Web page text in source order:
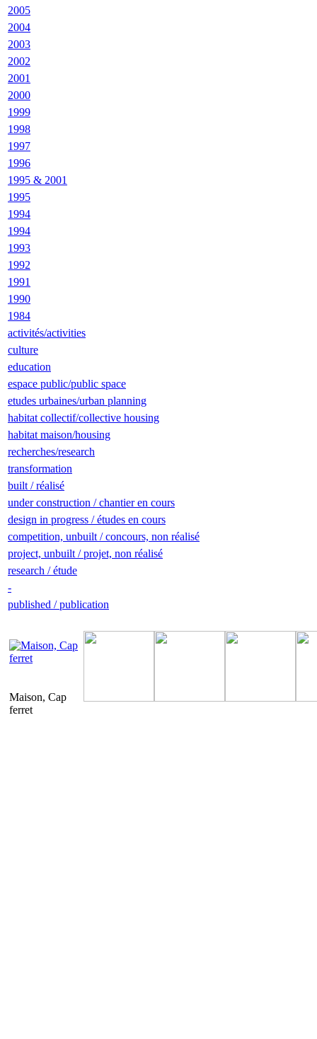
2005
2004
2003
2002
2001
2000
1999
1998
1997
1996
1995 & 2001
1995
1994
1994
1993
1992
1991
1990
1984
activités/activities
culture
education
espace public/public space
etudes urbaines/urban planning
habitat collectif/collective housing
habitat maison/housing
recherches/research
transformation
built / réalisé
under construction / chantier en cours
design in progress / études en cours
competition, unbuilt / concours, non réalisé
project, unbuilt / projet, non réalisé
research / étude
-
published / publication
Maison, Cap
ferret